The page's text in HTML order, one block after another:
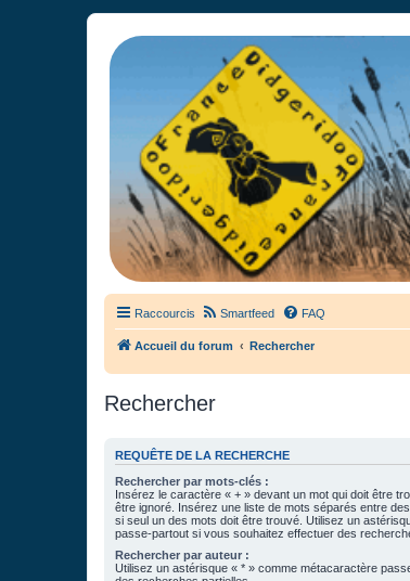
France Didgeridoo
Didgeridoo et Guimbarde sur France Didgeridoo -
Raccourcis Smartfeed FAQ
Accueil du forum Rechercher
Rechercher
REQUÊTE DE LA RECHERCHE
Rechercher par mots-clés :
Insérez le caractère « + » devant un mot qui doit être
être ignoré. Insérez une liste de mots séparés entre
si seul un des mots doit être trouvé. Utilisez un
passe-partout si vous souhaitez effectuer des
Rechercher par auteur :
Utilisez un astérisque « * » comme métacaractère